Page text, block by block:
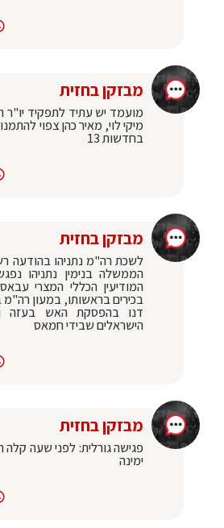
מבזקן בחזית
מועמד יש עתיד לתפקיד יו"ר
מיקי לוי, מאיר כהן צפוי
בחדשות 13
מבזקן בחזית
לשכת רה"מ נתניהו בהודעה
הממשלה בנימין נתניהו
המודיעין הכללי המצרי
בכירים בראשותו, במעון רה"מ
דנו בהפסקת האש בעזה
הישראלים שבידי חמאס
מבזקן בחזית
פגישה גורלית: לפני שעה קלה
ימינה